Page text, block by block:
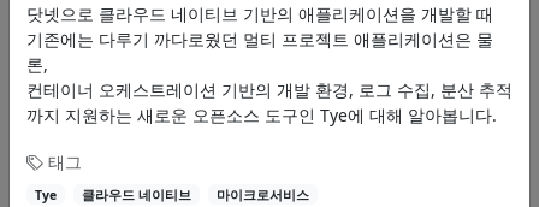
브레이크아웃 30분
YARP를 이용한 리버스 프록시 서버 구축
YARP(Yet Another Reverse Proxy)는 쉽고 빠르게 프록시 서버를 구축할
김홍민
닷넷으로 클라우드 네이티브 기반의 애플리케이션을 개발할 때
기존에는 다루기 까다로웠던 멀티 프로젝트 애플리케이션은 물
론,
컨테이너 오케스트레이션 기반의 개발 환경, 로그 수집, 분산 추적
까지 지원하는 새로운 오픈소스 도구인 Tye에 대해 알아봅니다.
태그
Tye 클라우드 네이티브 마이크로서비스